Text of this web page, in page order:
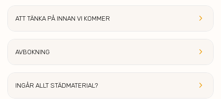
keyboard_arrow_right
ATT TÄNKA PÅ INNAN VI KOMMER
keyboard_arrow_right
AVBOKNING
keyboard_arrow_right
INGÅR ALLT STÄDMATERIAL?